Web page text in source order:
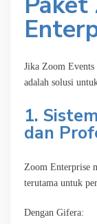
Jika Zoom
adalah solusi
1.
dan
Zoom Enterprise
terutama untuk
Dengan Gifera: